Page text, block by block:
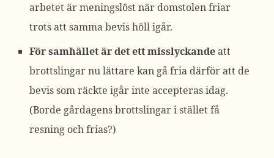
arbetet är meningslöst när domstolen friar
trots att samma bevis höll igår.
För samhället är det ett misslyckandeatt
brottslingar nu lättare kan gå fria därför att de
bevis som räckte igår inte accepteras idag.
(Borde gårdagens brottslingar i stället få
resning och frias?)